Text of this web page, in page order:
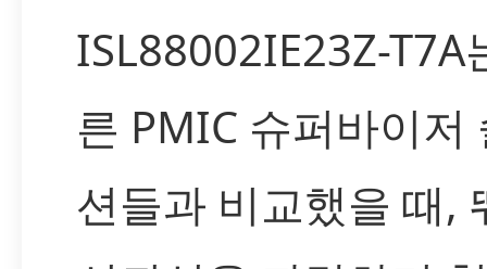
ISL88002IE23Z-T7A
른 PMIC 슈퍼바이저
션들과 비교했을 때,